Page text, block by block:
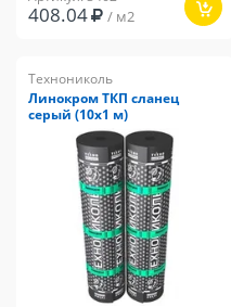
408.04 / м2
Технониколь
Линокром ТКП сланец
серый (10х1 м)